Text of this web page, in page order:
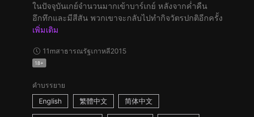
ในปัจจุบันเกย์จำนวนมากเข้าบาร์เกย์ หลังจากค่ำคืน
อึกทึกและมีสีสัน พวกเขาจะกลับไปทำกิจวัตรปกติอีกครั้ง
เพิ่มเติม
11mสาธารณรัฐเกาหลี2015
18+
คำบรรยาย
English
繁體中文 简体中文